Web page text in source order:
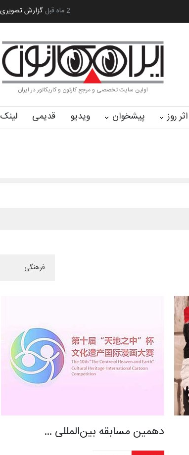
رویداد کارگاهی کارتون و پوستر «ایران سربلند»…
2 ماه قبل
اولین سایت تخصصی و مرجع کارتون و کاریکاتور در ایران
اثر روز پیشخوان ویدیو قدیمی لینک
دهمین مسابقه بین‌المللی …